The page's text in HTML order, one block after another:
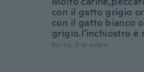
con il gatto grigio
con il gatto bianco
grigio.l'inchiostro è
for ca. 3 år siden